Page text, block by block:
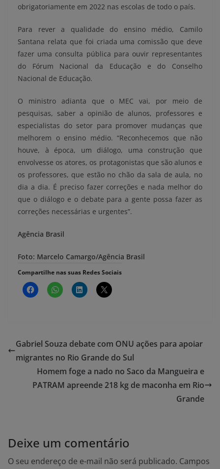
obrigatoriamente em 2022 nas escolas de todo o país.
Para rever a qualidade do ensino médio, Camilo
Santana relata que foi criada uma comissão que deve
fazer uma consulta pública para ouvir representantes
do Fórum Nacional da Educação e do Conselho
Nacional de Educação.
O ministro adianta que o MEC vai, por meio de
pesquisas, saber a opinião de alunos, professores e
especialistas do setor para promover mudanças que
melhorem o ensino médio. “Reconhecemos que não
houve, à época, um diálogo, uma construção que
envolvesse os atores, os protagonistas que são alunos e
os professores, que estão no chão da sala de aula, no
dia a dia. É preciso fazer correções e nada melhor do
que o diálogo e o debate para a gente possa fazer as
correções necessárias e urgentes”.
Agência Brasil
Foto: Marcelo Camargo/Agência Brasil
Compartilhe nas suas Redes Sociais
Gabriel Souza debate com ONU ações para apoiar
migrantes no Rio Grande do Sul
Homem foge a nado no Saco da Mangueira e
PATRAM apreende 218 kg de maconha em Rio
Grande
Deixe um comentário
O seu endereço de e-mail não será publicado. Campos